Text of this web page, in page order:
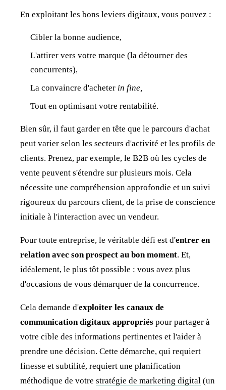
En exploitant les bons leviers digitaux, vous pouvez :
Cibler la bonne audience,
L'attirer vers votre marque (la détourner des
concurrents),
La convaincre d'acheter in fine,
Tout en optimisant votre rentabilité.
Bien sûr, il faut garder en tête que le parcours d'achat
peut varier selon les secteurs d'activité et les profils de
clients. Prenez, par exemple, le B2B où les cycles de
vente peuvent s'étendre sur plusieurs mois. Cela
nécessite une compréhension approfondie et un suivi
rigoureux du parcours client, de la prise de conscience
initiale à l'interaction avec un vendeur.
Pour toute entreprise, le véritable défi est d'entrer en
relation avec son prospect au bon moment. Et,
idéalement, le plus tôt possible : vous avez plus
d'occasions de vous démarquer de la concurrence.
Cela demande d'exploiter les canaux de
communication digitaux appropriés pour partager à
votre cible des informations pertinentes et l'aider à
prendre une décision. Cette démarche, qui requiert
finesse et subtilité, requiert une planification
méthodique de votre stratégie de marketing digital (un